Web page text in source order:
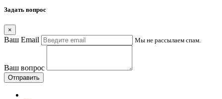
Задать вопрос
×
Ваш Email Мы не рассылаем спам.
Ваш вопрос
Отправить